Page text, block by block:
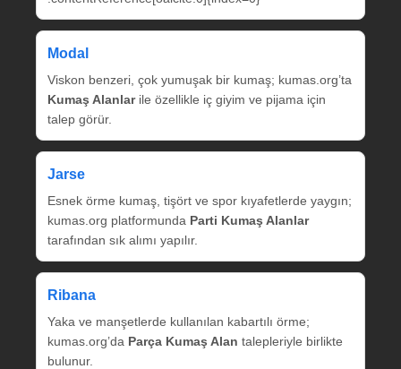
Modal
Viskon benzeri, çok yumuşak bir kumaş; kumas.org’ta
Kumaş Alanlarile özellikle iç giyim ve pijama için
talep görür.
Jarse
Esnek örme kumaş, tişört ve spor kıyafetlerde yaygın;
kumas.org platformunda Parti Kumaş Alanlar
tarafından sık alımı yapılır.
Ribana
Yaka ve manşetlerde kullanılan kabartılı örme;
kumas.org’da Parça Kumaş Alan talepleriyle birlikte
bulunur.